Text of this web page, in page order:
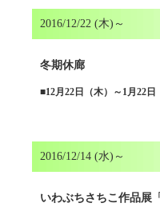
2016/12/22 (木)～
冬期休廊
■12月22日（木）～1月22日
2016/12/14 (水)～
いわぶちさちこ作品展